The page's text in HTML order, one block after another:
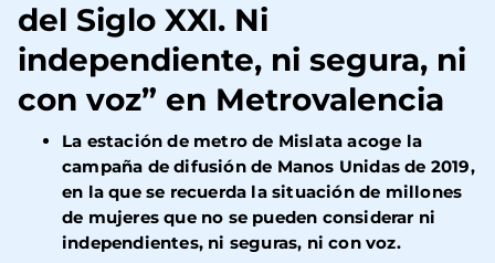
del Siglo XXI. Ni
independiente, ni segura, ni
con voz” en Metrovalencia
La estación de metro de Mislata acoge la
campaña de difusión de Manos Unidas de 2019,
en la que se recuerda la situación de millones
de mujeres que no se pueden considerar ni
independientes, ni seguras, ni con voz.